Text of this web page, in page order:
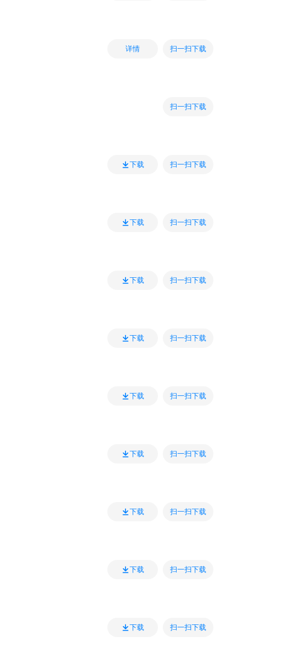
详情 扫一扫下载
扫一扫下载
下载 扫一扫下载
下载 扫一扫下载
下载 扫一扫下载
下载 扫一扫下载
下载 扫一扫下载
下载 扫一扫下载
下载 扫一扫下载
下载 扫一扫下载
下载 扫一扫下载